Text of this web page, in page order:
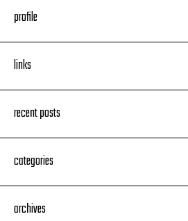
profile
links
recent posts
categories
archives